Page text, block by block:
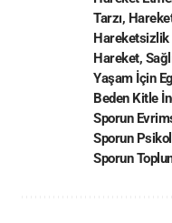
Tarzı,
Hareketsizlik
Hareket,
Yaşam İçin
Beden Kitle
Sporun
Sporun
Sporun